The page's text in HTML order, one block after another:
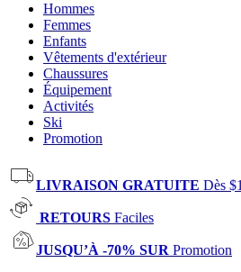
Hommes
Femmes
Enfants
Vêtements d'extérieur
Chaussures
Équipement
Activités
Ski
Promotion
LIVRAISON GRATUITE Dès
RETOURS Faciles
JUSQU’À -70% SUR Promotion